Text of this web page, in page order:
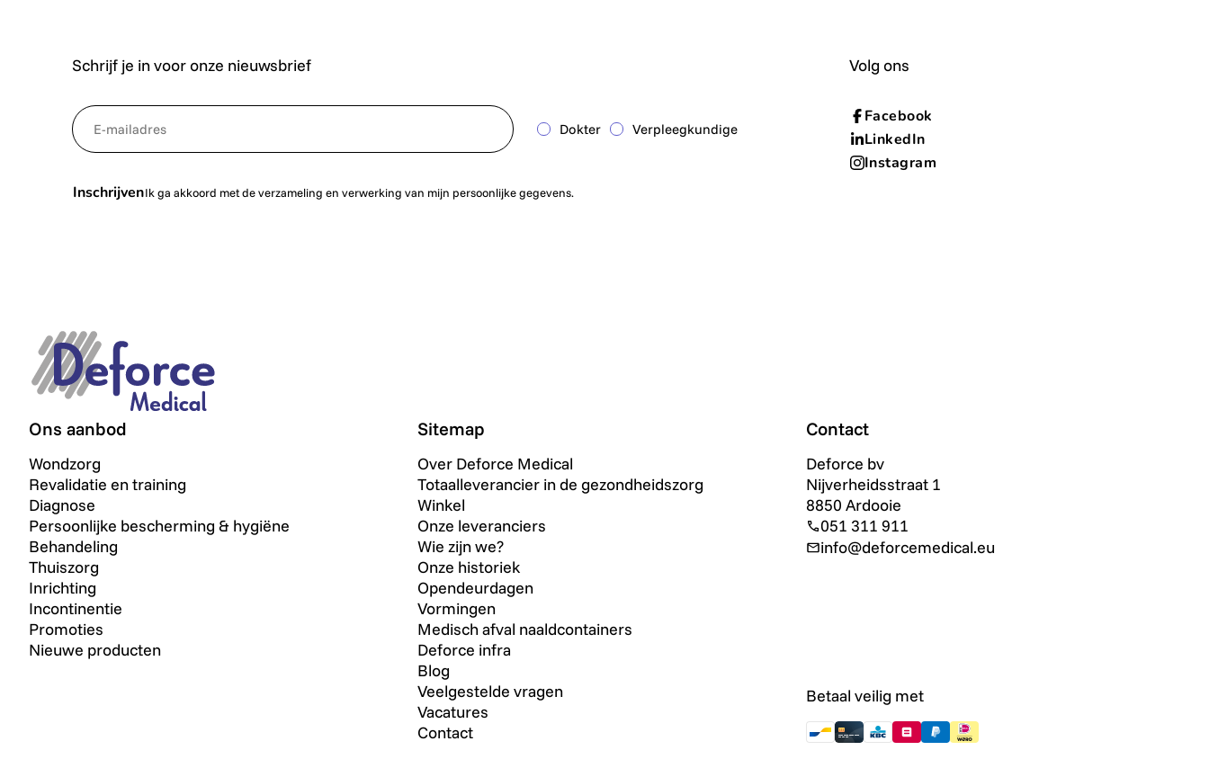
Schrijf je in voor onze nieuwsbrief
NewsletterEmail
Dokter Verpleegkundige
InschrijvenIk ga akkoord met de verzameling en verwerking van mijn persoonlijke gegevens.
Volg ons
Facebook
LinkedIn
Instagram
Ons aanbod
Wondzorg
Revalidatie en training
Diagnose
Persoonlijke bescherming & hygiëne
Behandeling
Thuiszorg
Inrichting
Incontinentie
Promoties
Nieuwe producten
Sitemap
Over Deforce Medical
Totaalleverancier in de gezondheidszorg
Winkel
Onze leveranciers
Wie zijn we?
Onze historiek
Opendeurdagen
Vormingen
Medisch afval naaldcontainers
Deforce infra
Blog
Veelgestelde vragen
Vacatures
Contact
Contact
Deforce bv
Nijverheidsstraat 1
8850 Ardooie
051 311 911
info@deforcemedical.eu
Betaal veilig met